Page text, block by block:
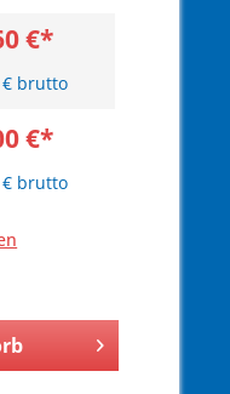
€*
€ brutto
€*
€ brutto